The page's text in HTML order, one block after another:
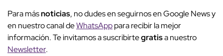
Para másnoticias, no dudes en seguirnos en Google News y
en nuestro canal deWhatsApppara recibir la mejor
información. Te invitamos a suscribirtegratisa nuestro
Newsletter.